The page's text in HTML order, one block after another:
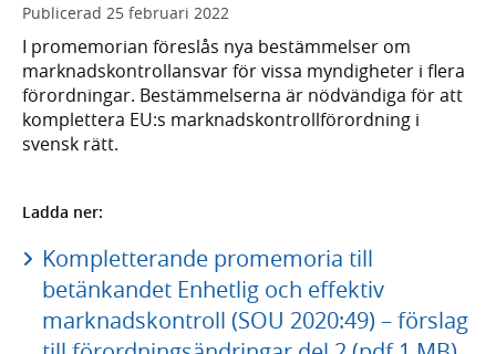
Publicerad 25 februari 2022
I promemorian föreslås nya bestämmelser om
marknadskontrollansvar för vissa myndigheter i flera
förordningar. Bestämmelserna är nödvändiga för att
komplettera EU:s marknadskontrollförordning i
svensk rätt.
Ladda ner:
Kompletterande promemoria till
betänkandet Enhetlig och effektiv
marknadskontroll (SOU 2020:49) – förslag